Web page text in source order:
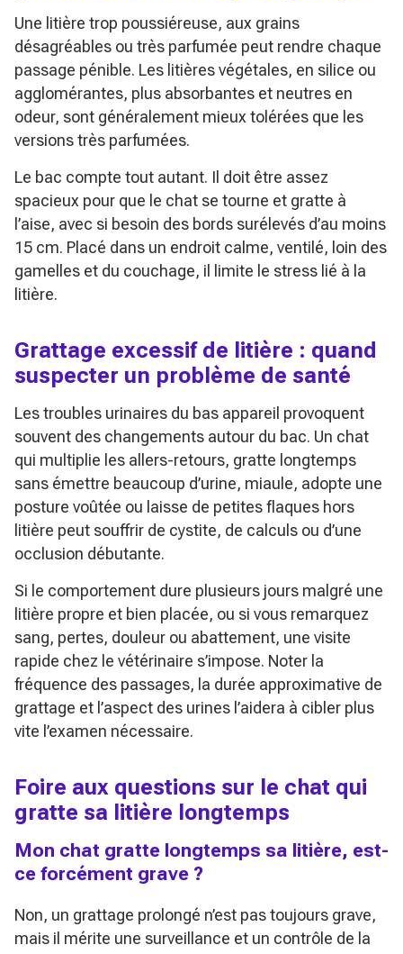
Une litière trop poussiéreuse, aux grains
désagréables ou très parfumée peut rendre chaque
passage pénible. Les litières végétales, en silice ou
agglomérantes, plus absorbantes et neutres en
odeur, sont généralement mieux tolérées que les
versions très parfumées.
Le bac compte tout autant. Il doit être assez
spacieux pour que le chat se tourne et gratte à
l’aise, avec si besoin des bords surélevés d’au moins
15 cm. Placé dans un endroit calme, ventilé, loin des
gamelles et du couchage, il limite le stress lié à la
litière.
Grattage excessif de litière : quand
suspecter un problème de santé
Les troubles urinaires du bas appareil provoquent
souvent des changements autour du bac. Un chat
qui multiplie les allers-retours, gratte longtemps
sans émettre beaucoup d’urine, miaule, adopte une
posture voûtée ou laisse de petites flaques hors
litière peut souffrir de cystite, de calculs ou d’une
occlusion débutante.
Si le comportement dure plusieurs jours malgré une
litière propre et bien placée, ou si vous remarquez
sang, pertes, douleur ou abattement, une visite
rapide chez le vétérinaire s’impose. Noter la
fréquence des passages, la durée approximative de
grattage et l’aspect des urines l’aidera à cibler plus
vite l’examen nécessaire.
Foire aux questions sur le chat qui
gratte sa litière longtemps
Mon chat gratte longtemps sa litière, est-
ce forcément grave ?
Non, un grattage prolongé n’est pas toujours grave,
mais il mérite une surveillance et un contrôle de la